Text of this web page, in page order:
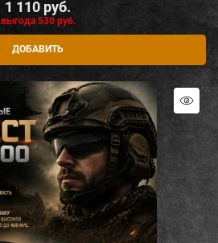
1 110 руб.
выгода 530 руб.
ДОБАВИТЬ